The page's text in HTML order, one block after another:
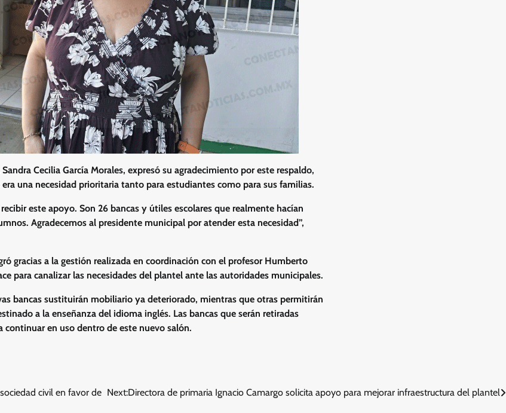
Cecilia García Morales, expresó su agradecimiento por este respaldo,
una necesidad prioritaria tanto para estudiantes como para sus familias.
este apoyo. Son 26 bancas y útiles escolares que realmente hacían
Agradecemos al presidente municipal por atender esta necesidad”,
gracias a la gestión realizada en coordinación con el profesor Humberto
para canalizar las necesidades del plantel ante las autoridades municipales.
bancas sustituirán mobiliario ya deteriorado, mientras que otras permitirán
a la enseñanza del idioma inglés. Las bancas que serán retiradas
en uso dentro de este nuevo salón.
civil en favor de Next:Directora de primaria Ignacio Camargo solicita apoyo para mejorar infraestructura del plantel